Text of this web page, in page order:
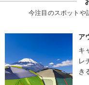
今注目のスポットや
ア
キ
レ
き